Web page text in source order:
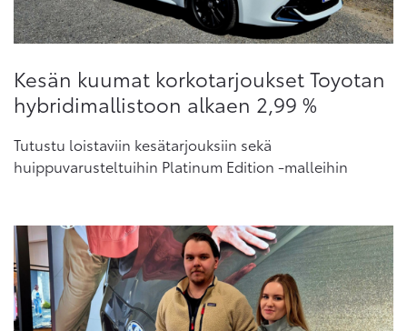
Kesän kuumat korkotarjoukset Toyotan
hybridimallistoon alkaen 2,99 %
Tutustu loistaviin kesätarjouksiin sekä
huippuvarusteltuihin Platinum Edition -malleihin